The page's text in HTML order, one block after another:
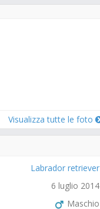
Visualizza tutte le foto
Labrador retriever
6 luglio 2014
Maschio